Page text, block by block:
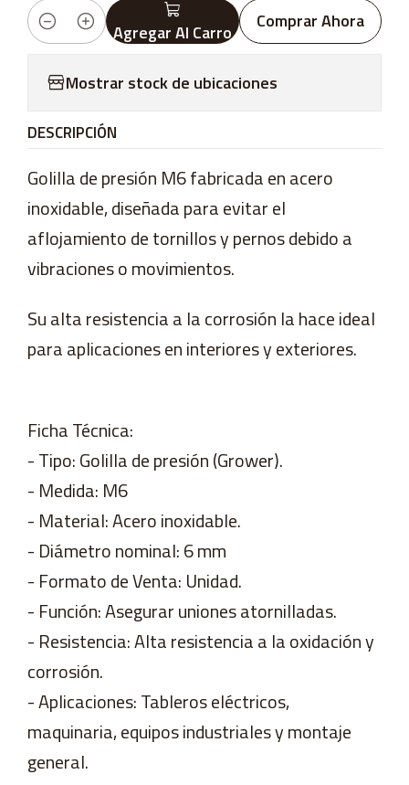
Cantidad Agregar Al Carro Comprar Ahora
Mostrar stock de ubicaciones
DESCRIPCIÓN
Golilla de presión M6 fabricada en acero
inoxidable, diseñada para evitar el
aflojamiento de tornillos y pernos debido a
vibraciones o movimientos.
Su alta resistencia a la corrosión la hace ideal
para aplicaciones en interiores y exteriores.
Ficha Técnica:
- Tipo: Golilla de presión (Grower).
- Medida: M6
- Material: Acero inoxidable.
- Diámetro nominal: 6 mm
- Formato de Venta: Unidad.
- Función: Asegurar uniones atornilladas.
- Resistencia: Alta resistencia a la oxidación y
corrosión.
- Aplicaciones: Tableros eléctricos,
maquinaria, equipos industriales y montaje
general.